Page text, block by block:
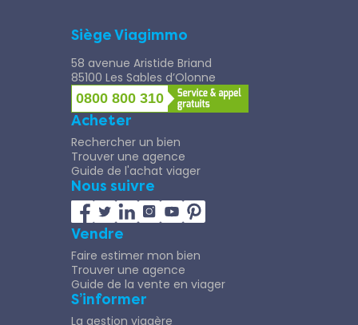
Siège Viagimmo
58 avenue Aristide Briand
85100 Les Sables d’Olonne
0800 800 310
Acheter
Rechercher un bien
Trouver une agence
Guide de l'achat viager
Nous suivre
Vendre
Faire estimer mon bien
Trouver une agence
Guide de la vente en viager
S’informer
La gestion viagère